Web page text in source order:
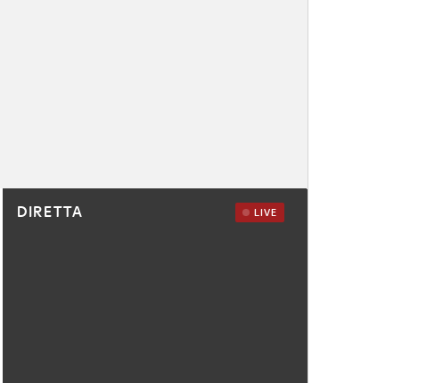
DIRETTA LIVE